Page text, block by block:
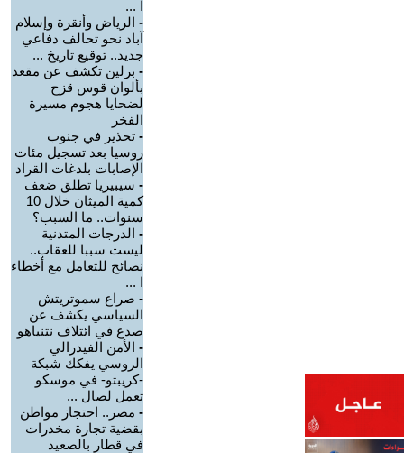
ا ...
- الرياض وأنقرة وإسلام
آباد نحو تحالف دفاعي
جديد.. توقيع تاريخ ...
- برلين تكشف عن مقعد
بألوان قوس قزح
لضحايا هجوم مسيرة
الفخر
- تحذير في جنوب
روسيا بعد تسجيل مئات
الإصابات بلدغات القراد
- سيبيريا تطلق ضعف
كمية الميثان خلال 10
سنوات.. ما السبب؟
- الدرجات المتدنية
ليست سببا للعقاب..
نصائح للتعامل مع أخطاء
ا ...
- صراع سموتريتش
السياسي يكشف عن
صدع في ائتلاف نتنياهو
- الأمن الفيدرالي
الروسي يفكك شبكة
-كريبتو- في موسكو
تعمل لصال ...
- مصر.. احتجاز مواطن
بقضية تجارة مخدرات
في قطار بالصعيد